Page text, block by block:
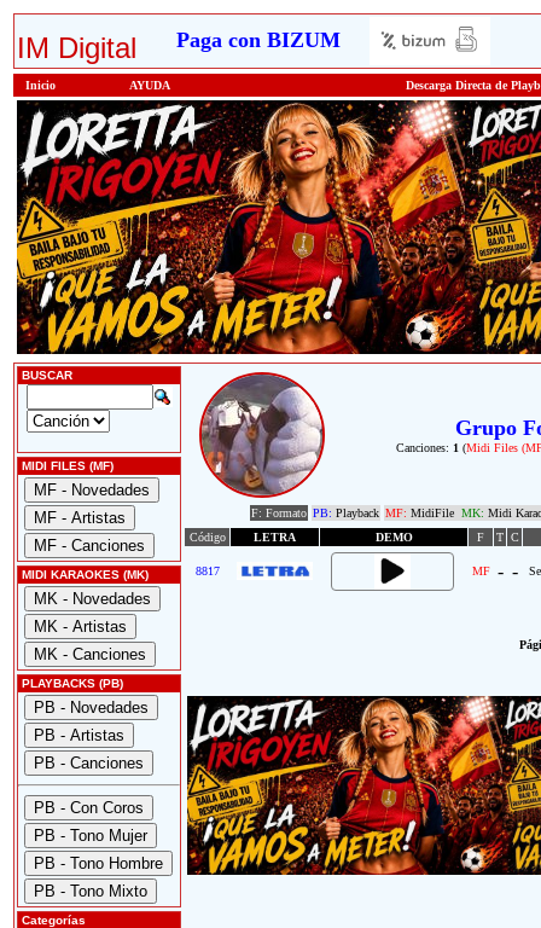
IM Digital Paga con BIZUM
Inicio AYUDA Descarga Directa de
BUSCAR
MIDI FILES (MF)
MIDI KARAOKES (MK)
PLAYBACKS (PB)
Categorías
Grupo
Canciones: 1 (Midi Files
F: Formato PB: Playback MF: MidiFile MK: Midi
Código
LETRA DEMO F T C
8817 MF - -